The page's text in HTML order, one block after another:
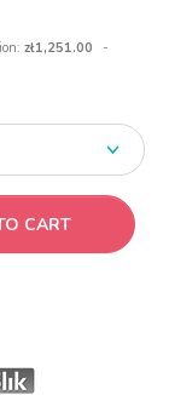
zł1,251.00
-
CART